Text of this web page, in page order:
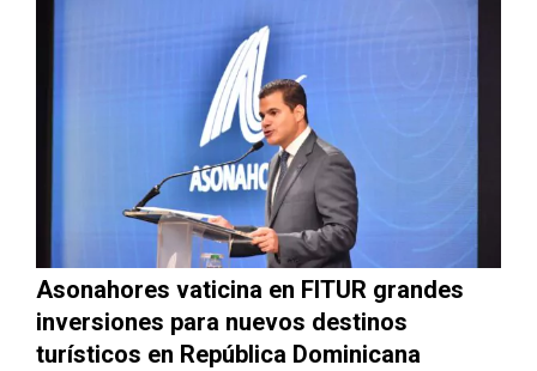
Asonahores vaticina en FITUR grandes
inversiones para nuevos destinos
turísticos en República Dominicana